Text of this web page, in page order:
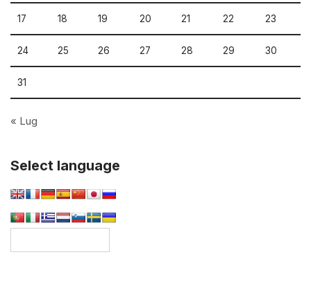
17 18 19 20 21 22 23
24 25 26 27 28 29 30
31
« Lug
Select language